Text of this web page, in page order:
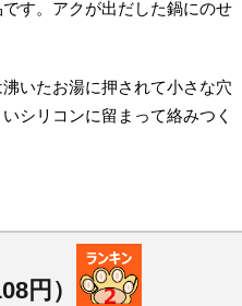
す。アクが出だした鍋にのせ
いたお湯に押されて小さな穴
シリコンに留まって絡みつく
円）